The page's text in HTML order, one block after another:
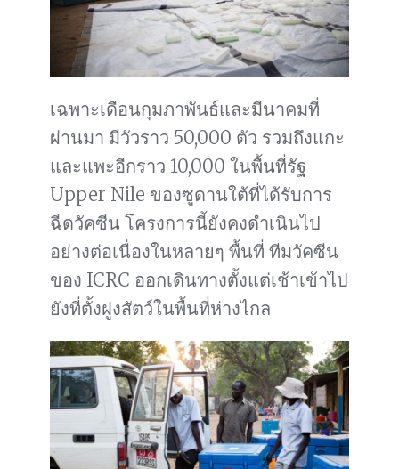
เฉพาะเดือนกุมภาพันธ์และมีนาคมที่
ผ่านมา มีวัวราว 50,000 ตัว รวมถึงแกะ
และแพะอีกราว 10,000 ในพื้นที่รัฐ
Upper Nile ของซูดานใต้ที่ได้รับการ
ฉีดวัคซีน โครงการนี้ยังคงดำเนินไป
อย่างต่อเนื่องในหลายๆ พื้นที่ ทีมวัคซีน
ของ ICRC ออกเดินทางตั้งแต่เช้าเข้าไป
ยังที่ตั้งฝูงสัตว์ในพื้นที่ห่างไกล